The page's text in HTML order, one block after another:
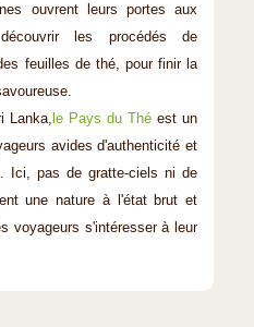
ouvrent leurs portes aux
les procédés de
feuilles de thé, pour finir la
Lanka, le Pays du Thé est un
avides d'authenticité et
Ici, pas de gratte-ciels ni de
une nature à l'état brut et
voyageurs s'intéresser à leur